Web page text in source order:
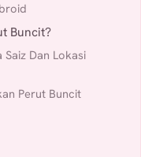
Buncit?
Dan Lokasi
Perut Buncit